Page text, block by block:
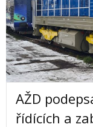
AŽD
řídících a